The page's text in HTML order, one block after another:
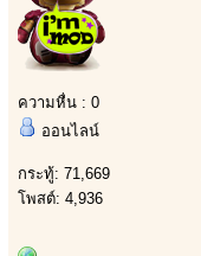
ความหื่น : 0
ออนไลน์
กระทู้: 71,669
โพสต์: 4,936